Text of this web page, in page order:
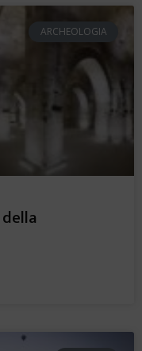
ARCHEOLOGIA